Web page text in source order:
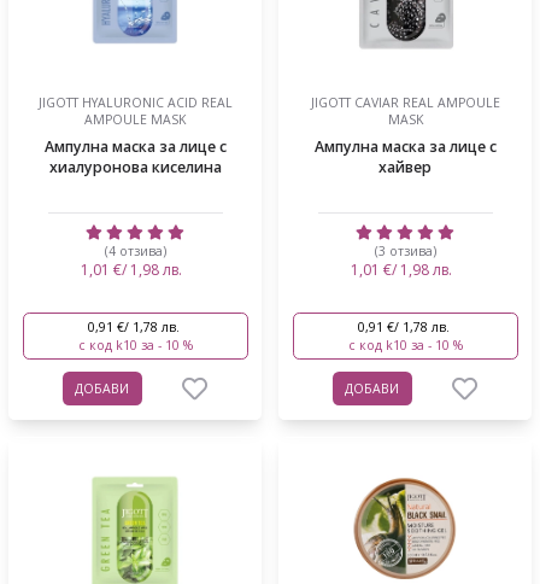
JIGOTT HYALURONIC ACID REAL
AMPOULE MASK
Ампулна маска за лице с
хиалуронова киселина
(4 отзива)
1,01 €/ 1,98 лв.
0,91 €/ 1,78 лв.
с код k10 за - 10 %
ДОБАВИ
JIGOTT CAVIAR REAL AMPOULE
MASK
Ампулна маска за лице с
хайвер
(3 отзива)
1,01 €/ 1,98 лв.
0,91 €/ 1,78 лв.
с код k10 за - 10 %
ДОБАВИ